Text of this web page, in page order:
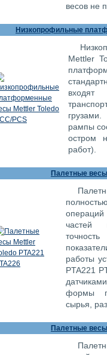
весов не
Низкопрофильные
Mettler
рампы
остром
работ).
Палетные весы
частей
работы
PTA221
формы
сырья,
Палетные весы